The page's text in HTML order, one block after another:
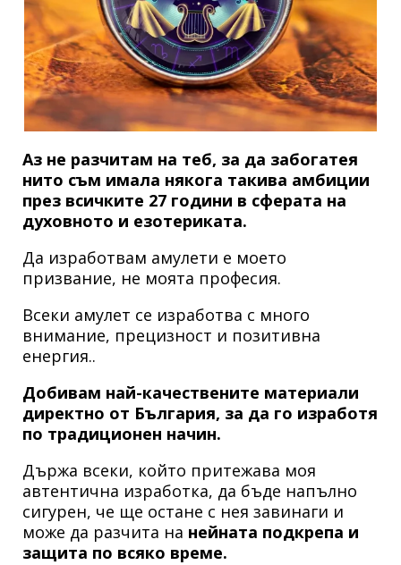
Аз не разчитам на теб, за да забогатея
нито съм имала някога такива амбиции
през всичките 27 години в сферата на
духовното и езотериката.
Да изработвам амулети е моето
призвание, не моята професия.
Всеки амулет се изработва с много
внимание, прецизност и позитивна
енергия..
Добивам най-качествените материали
директно от България, за да го изработя
по традиционен начин.
Държа всеки, който притежава моя
автентична изработка, да бъде напълно
сигурен, че ще остане с нея завинаги и
може да разчита на нейната подкрепа и
защита по всяко време.